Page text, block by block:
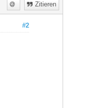
Zitieren
#2